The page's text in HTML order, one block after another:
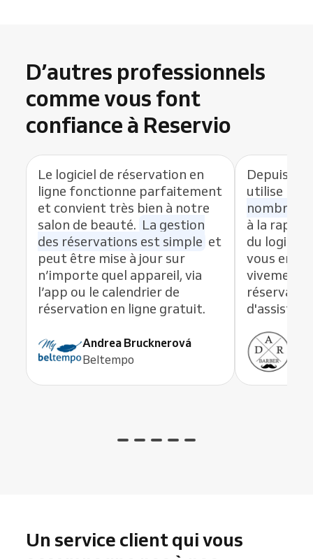
D’autres professionnels
comme vous font
confiance à Reservio
Le logiciel de réservation en
ligne fonctionne parfaitement
et convient très bien à notre
salon de beauté. La gestion
des réservations est simple et
peut être mise à jour sur
n’importe quel appareil, via
l’app ou le calendrier de
réservation en ligne gratuit.
Andrea Brucknerová
Beltempo
Depuis
utilise
nombre
à la
du logiciel
vous en
vivement
Un service client qui vous